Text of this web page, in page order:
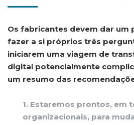
Os fabricantes devem dar um
fazer a si próprios três
iniciarem uma viagem de
digital potencialmente
um resumo das
1. Estaremos prontos, em
organizacionais, para